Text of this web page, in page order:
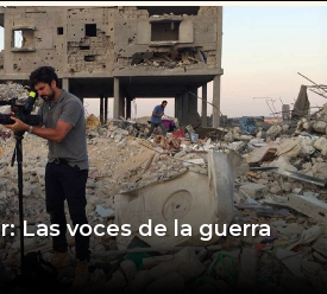
Las voces de la guerra